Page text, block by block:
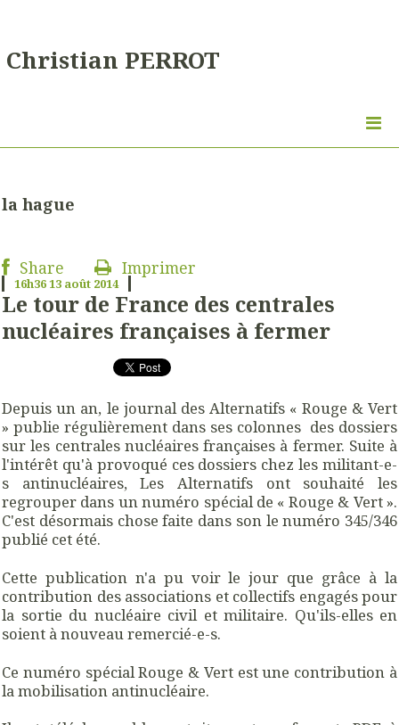
Christian PERROT
la hague
Share Imprimer
16h3613 août 2014
Le tour de France des centrales
nucléaires françaises à fermer
Depuis un an, le journal des Alternatifs « Rouge & Vert
» publie régulièrement dans ses colonnes des dossiers
sur les centrales nucléaires françaises à fermer. Suite à
l'intérêt qu'à provoqué ces dossiers chez les militant-e-
s antinucléaires, Les Alternatifs ont souhaité les
regrouper dans un numéro spécial de « Rouge & Vert ».
C'est désormais chose faite dans son le numéro 345/346
publié cet été.
Cette publication n'a pu voir le jour que grâce à la
contribution des associations et collectifs engagés pour
la sortie du nucléaire civil et militaire. Qu'ils-elles en
soient à nouveau remercié-e-s.
Ce numéro spécial Rouge & Vert est une contribution à
la mobilisation antinucléaire.